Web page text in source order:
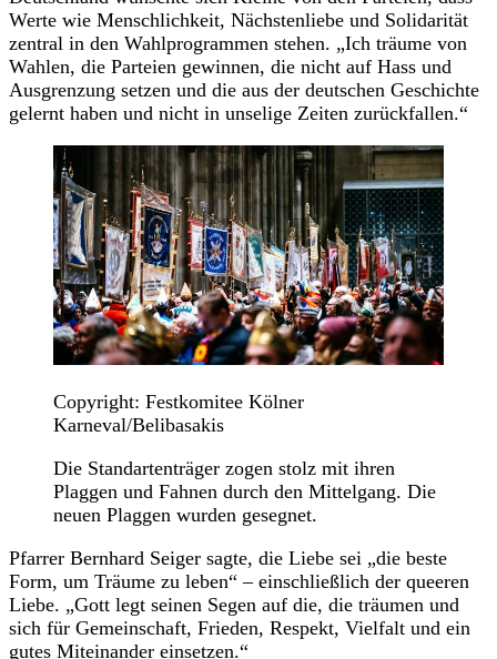
Werte wie Menschlichkeit, Nächstenliebe und Solidarität
zentral in den Wahlprogrammen stehen. „Ich träume von
Wahlen, die Parteien gewinnen, die nicht auf Hass und
Ausgrenzung setzen und die aus der deutschen Geschichte
gelernt haben und nicht in unselige Zeiten zurückfallen.“
Copyright: Festkomitee Kölner
Karneval/Belibasakis
Die Standartenträger zogen stolz mit ihren
Plaggen und Fahnen durch den Mittelgang. Die
neuen Plaggen wurden gesegnet.
Pfarrer Bernhard Seiger sagte, die Liebe sei „die beste
Form, um Träume zu leben“ – einschließlich der queeren
Liebe. „Gott legt seinen Segen auf die, die träumen und
sich für Gemeinschaft, Frieden, Respekt, Vielfalt und ein
gutes Miteinander einsetzen.“